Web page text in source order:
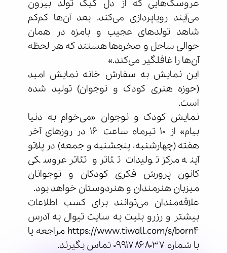
عروسک‌هایی که از دل کیک تولد بیرون
می‌آیند رویاپردازی می‌کند. بعد آن‌ها کم‌کم
شاهد تولدهای عجیب و بامزه در همان
حوالی ساحل و صخره‌ها هستند که هر لحظه
آن‌ها را غافلگیر می‌کند.»
این نمایش به سفارش خانه نمایش امید
(حوزه هنری کودک و نوجوان) تولید شده
است.
نمایش کودک و نوجوان «می‌خوام به دنیا
بیام» از ۱۰ تیرماه ساعت ۱۶ در روزهای آخر
هفته (چهارشنبه، پنجشنبه و جمعه) در پلاتو
آینه مرکز تولیدات تئاتر و تئاتر عروسکی
کانون پرورش فکری کودکان و نوجوانان
میزبان هنرمندان و هنردوستان خواهد بود.
علاقه‌مندان می‌توانند برای کسب اطلاعات
بیشتر و رزرو بلیت به سایت تیوال به آدرس
https://www.tiwall.com/s/born4 مراجعه یا
با شماره ۰۹۹۱۷۸۶۸۰۳۷ تماس بگیرند.